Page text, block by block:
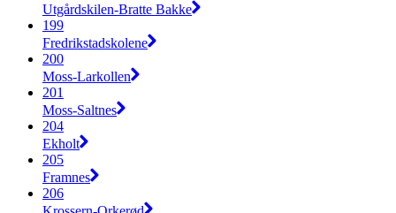
Utgårdskilen-Bratte Bakke
199
Fredrikstadskolene
200
Moss-Larkollen
201
Moss-Saltnes
204
Ekholt
205
Framnes
206